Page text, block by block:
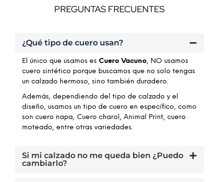
PREGUNTAS FRECUENTES
¿Qué tipo de cuero usan?
El único que usamos es Cuero Vacuno, NO usamos
cuero sintético porque buscamos que no solo tengas
un calzado hermoso, sino también duradero.
Además, dependiendo del tipo de calzado y el
diseño, usamos un tipo de cuero en específico, como
son cuero napa, Cuero charol, Animal Print, cuero
moteado, entre otras variedades.
Si mi calzado no me queda bien ¿Puedo
cambiarlo?